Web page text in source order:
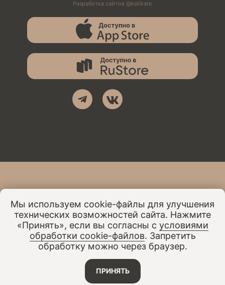
Разработка сайтов @katikate
ХОЧЕШЬ ОТКРЫТЬ СТУДИЮ В
СВОЕМ ГОРОДЕ?
Мы используем cookie-файлы для улучшения
технических возможностей сайта. Нажмите
«Принять», если вы согласны с условиями
обработки cookie-файлов. Запретить
обработку можно через браузер.
ПРИНЯТЬ